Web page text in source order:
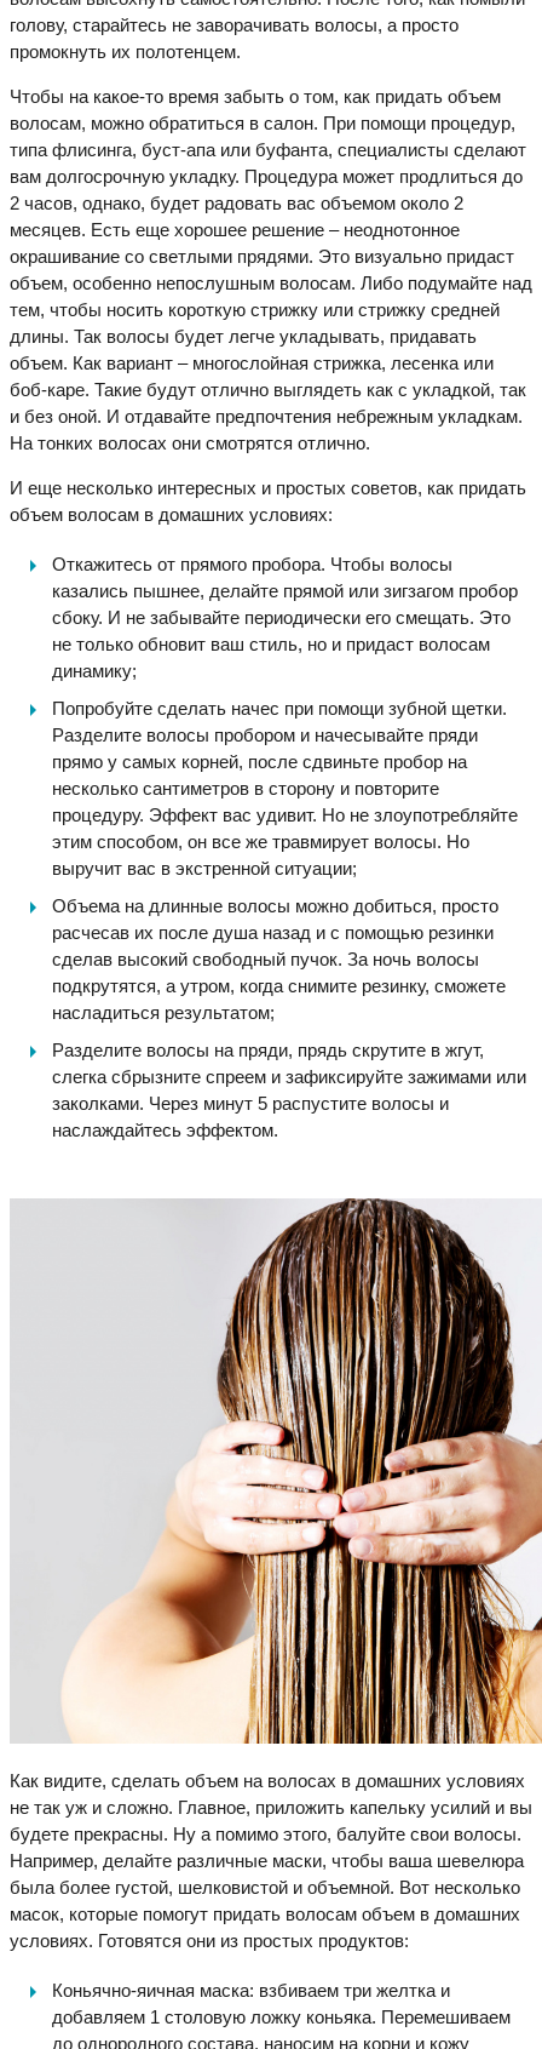
голову, старайтесь не заворачивать волосы, а просто
промокнуть их полотенцем.
Чтобы на какое-то время забыть о том, как придать объем
волосам, можно обратиться в салон. При помощи процедур,
типа флисинга, буст-апа или буфанта, специалисты сделают
вам долгосрочную укладку. Процедура может продлиться до
2 часов, однако, будет радовать вас объемом около 2
месяцев. Есть еще хорошее решение – неоднотонное
окрашивание со светлыми прядями. Это визуально придаст
объем, особенно непослушным волосам. Либо подумайте над
тем, чтобы носить короткую стрижку или стрижку средней
длины. Так волосы будет легче укладывать, придавать
объем. Как вариант – многослойная стрижка, лесенка или
боб-каре. Такие будут отлично выглядеть как с укладкой, так
и без оной. И отдавайте предпочтения небрежным укладкам.
На тонких волосах они смотрятся отлично.
И еще несколько интересных и простых советов, как придать
объем волосам в домашних условиях:
Откажитесь от прямого пробора. Чтобы волосы
казались пышнее, делайте прямой или зигзагом пробор
сбоку. И не забывайте периодически его смещать. Это
не только обновит ваш стиль, но и придаст волосам
динамику;
Попробуйте сделать начес при помощи зубной щетки.
Разделите волосы пробором и начесывайте пряди
прямо у самых корней, после сдвиньте пробор на
несколько сантиметров в сторону и повторите
процедуру. Эффект вас удивит. Но не злоупотребляйте
этим способом, он все же травмирует волосы. Но
выручит вас в экстренной ситуации;
Объема на длинные волосы можно добиться, просто
расчесав их после душа назад и с помощью резинки
сделав высокий свободный пучок. За ночь волосы
подкрутятся, а утром, когда снимите резинку, сможете
насладиться результатом;
Разделите волосы на пряди, прядь скрутите в жгут,
слегка сбрызните спреем и зафиксируйте зажимами или
заколками. Через минут 5 распустите волосы и
наслаждайтесь эффектом.
Как видите, сделать объем на волосах в домашних условиях
не так уж и сложно. Главное, приложить капельку усилий и вы
будете прекрасны. Ну а помимо этого, балуйте свои волосы.
Например, делайте различные маски, чтобы ваша шевелюра
была более густой, шелковистой и объемной. Вот несколько
масок, которые помогут придать волосам объем в домашних
условиях. Готовятся они из простых продуктов:
Коньячно-яичная маска: взбиваем три желтка и
добавляем 1 столовую ложку коньяка. Перемешиваем
до однородного состава, наносим на корни и кожу